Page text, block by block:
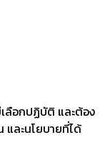
ลือกปฏิบัติ และต้อง
ละนโยบายที่ได้